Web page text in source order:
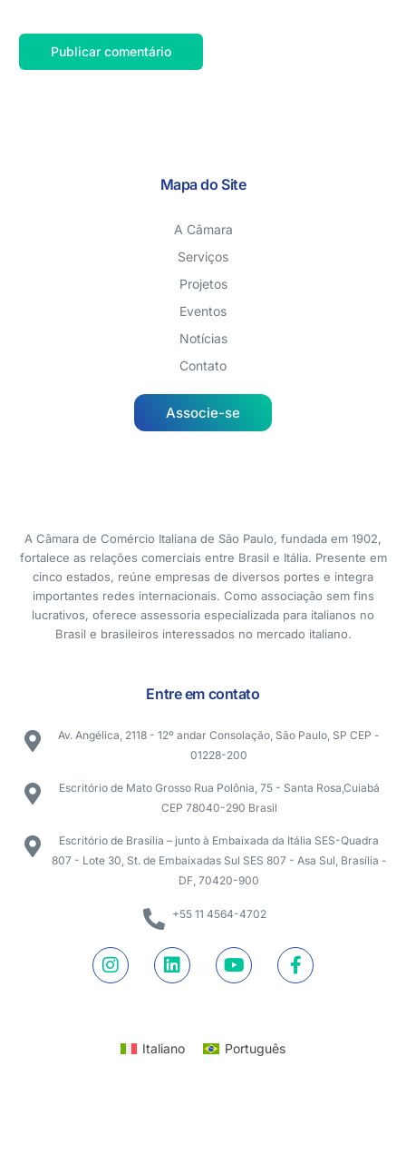
Mapa do Site
A Câmara
Serviços
Projetos
Eventos
Notícias
Contato
Associe-se
A Câmara de Comércio Italiana de São Paulo, fundada em 1902,
fortalece as relações comerciais entre Brasil e Itália. Presente em
cinco estados, reúne empresas de diversos portes e integra
importantes redes internacionais. Como associação sem fins
lucrativos, oferece assessoria especializada para italianos no
Brasil e brasileiros interessados no mercado italiano.
Entre em contato
Av. Angélica, 2118 - 12º andar Consolação, São Paulo, SP CEP -
01228-200
Escritório de Mato Grosso Rua Polônia, 75 - Santa Rosa,Cuiabá
CEP 78040-290 Brasil
Escritório de Brasília – junto à Embaixada da Itália SES-Quadra
807 - Lote 30, St. de Embaixadas Sul SES 807 - Asa Sul, Brasília -
DF, 70420-900
+55 11 4564-4702
Italiano Português